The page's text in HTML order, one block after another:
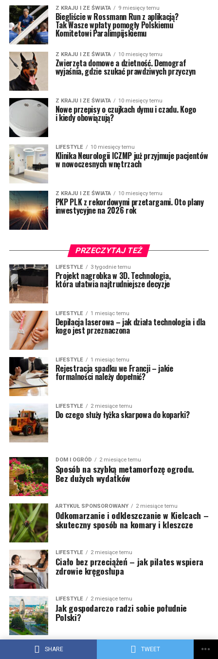
SHARE TWEET
Z KRAJU I ZE ŚWIATA 9 miesięcy temu
Biegliście w Rossmann Run z aplikacją?
Tak Wasze wpłaty pomogły Polskiemu
Komitetowi Paralimpijskiemu
Z KRAJU I ZE ŚWIATA 10 miesięcy temu
Zwierzęta domowe a dzietność. Demograf
wyjaśnia, gdzie szukać prawdziwych przyczyn
Z KRAJU I ZE ŚWIATA 10 miesięcy temu
Nowe przepisy o czujkach dymu i czadu. Kogo
i kiedy obowiązują?
LIFESTYLE 10 miesięcy temu
Klinika Neurologii ICZMP już przyjmuje pacjentów
w nowoczesnych wnętrzach
Z KRAJU I ZE ŚWIATA 10 miesięcy temu
PKP PLK z rekordowymi przetargami. Oto plany
inwestycyjne na 2026 rok
PRZECZYTAJ TEŻ
LIFESTYLE 3 tygodnie temu
Projekt nagrobka w 3D. Technologia,
która ułatwia najtrudniejsze decyzje
LIFESTYLE 1 miesiąc temu
Depilacja laserowa – jak działa technologia i dla
kogo jest przeznaczona
LIFESTYLE 1 miesiąc temu
Rejestracja spadku we Francji – jakie
formalności należy dopełnić?
LIFESTYLE 2 miesiące temu
Do czego służy łyżka skarpowa do koparki?
DOM I OGRÓD 2 miesiące temu
Sposób na szybką metamorfozę ogrodu.
Bez dużych wydatków
ARTYKUŁ SPONSOROWANY 2 miesiące temu
Odkomarzanie i odkleszczanie w Kielcach –
skuteczny sposób na komary i kleszcze
LIFESTYLE 2 miesiące temu
Ciało bez przeciążeń – jak pilates wspiera
zdrowie kręgosłupa
LIFESTYLE 2 miesiące temu
Jak gospodarczo radzi sobie południe
Polski?
2 miesiące temu
Liderzy AI na świecie – które firmy